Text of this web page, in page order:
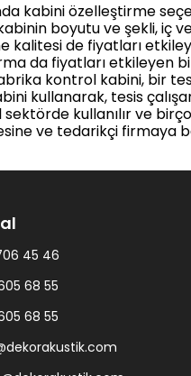
kabini özelleştirme
boyutu ve şekli, iç
kalitesi de fiyatları
da fiyatları etkileyen
kontrol kabini, bir
kullanarak, tesis
kullanılır ve
ve tedarikçi firmaya
45 46
68 55
68 55